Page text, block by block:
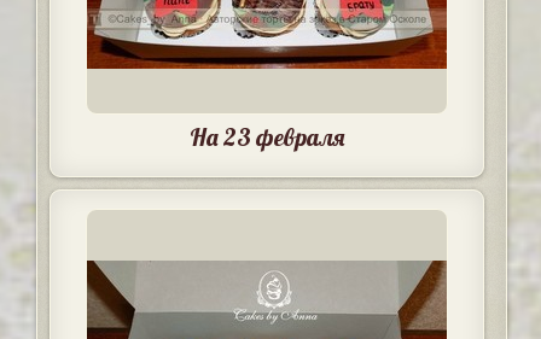
На 23 февраля